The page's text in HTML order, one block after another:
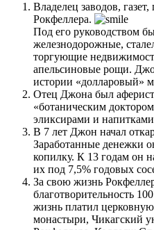
Владелец заводов,
Рокфеллера.
Под его руководством
железнодорожные,
торгующие
апельсиновые рощи.
истории «долларовый»
Отец Джона был
«ботаническим
эликсирами и напитками
В 7 лет Джон начал
Заработанные денежки
копилку. К 13 годам он
их под 7,5% годовых
За свою жизнь
благотворительность
жизнь платил
монастыри, Чикагский